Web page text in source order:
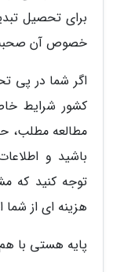
برای تحصیل
خصوص آن صحبت
اگر شما در پی
کشور شرایط
مطالعه مطلب،
باشید و
توجه کنید که
هزینه ای از
پایه هستی با